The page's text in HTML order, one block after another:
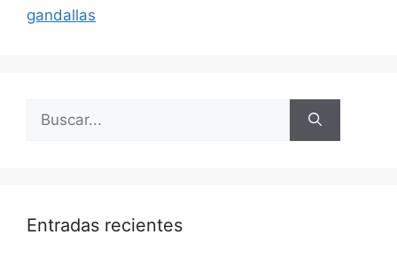
gandallas
Buscar:
Entradas recientes